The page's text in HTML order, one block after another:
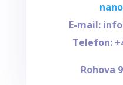
E-mail:
Telefon:
Rohova